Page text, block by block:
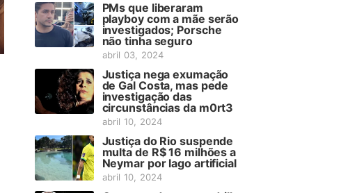
PMs que liberaram
playboy com a mãe serão
investigados; Porsche
não tinha seguro
abril 03, 2024
Justiça nega exumação
de Gal Costa, mas pede
investigação das
circunstâncias da m0rt3
abril 10, 2024
Justiça do Rio suspende
multa de R$ 16 milhões a
Neymar por lago artificial
abril 10, 2024